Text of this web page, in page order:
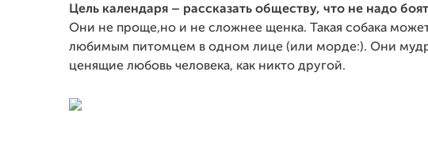
Цель календаря – рассказать обществу, что не надо
Они не проще,но и не сложнее щенка. Такая собака
любимым питомцем в одном лице (или морде:). Они
ценящие любовь человека, как никто другой.